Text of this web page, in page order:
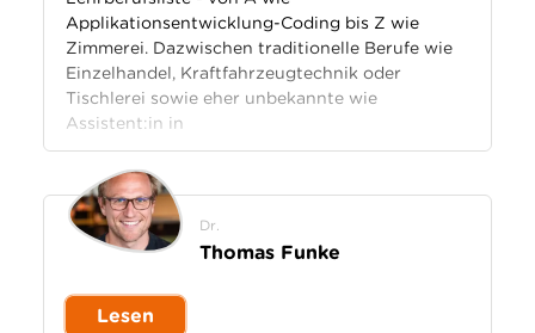
Applikationsentwicklung-Coding bis Z wie
Zimmerei. Dazwischen traditionelle Berufe wie
Einzelhandel, Kraftfahrzeugtechnik oder
Tischlerei sowie eher unbekannte wie
Assistent:in in
Dr.
Thomas Funke
Lesen